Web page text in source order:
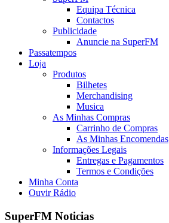
Equipa Técnica
Contactos
Publicidade
Anuncie na SuperFM
Passatempos
Loja
Produtos
Bilhetes
Merchandising
Musica
As Minhas Compras
Carrinho de Compras
As Minhas Encomendas
Informações Legais
Entregas e Pagamentos
Termos e Condições
Minha Conta
Ouvir Rádio
SuperFM Noticias